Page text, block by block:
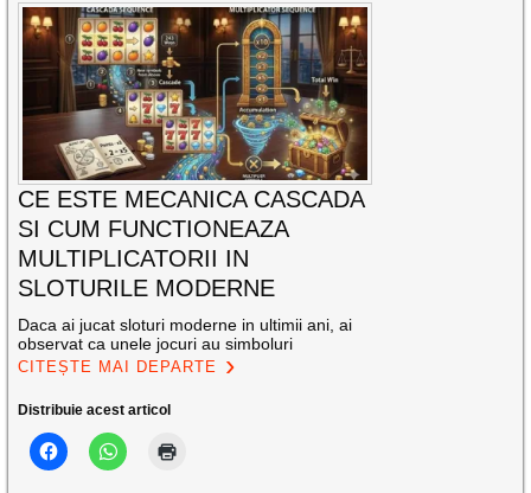
CE ESTE MECANICA CASCADA
SI CUM FUNCTIONEAZA
MULTIPLICATORII IN
SLOTURILE MODERNE
Daca ai jucat sloturi moderne in ultimii ani, ai
observat ca unele jocuri au simboluri
CITEȘTE MAI DEPARTE
Distribuie acest articol